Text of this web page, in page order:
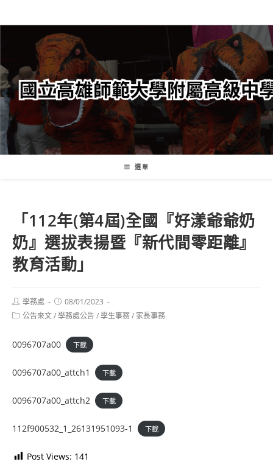
轉
要
內
容
選單
「112年(第4屆)全國『好漾爺爺奶
奶』選拔表揚暨『新代間零距離』
教育活動」
Post
author:
學務處
Post
published:
08/01/2023
Post公告來文/學務處公告/學生事務/ 家長事務
0096707a00 下載
0096707a00_attch1 下載
0096707a00_attch2 下載
112f900532_1_26131951093-1 下載
Post Views: 141